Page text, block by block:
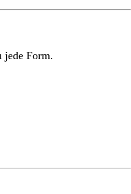
jede Form.